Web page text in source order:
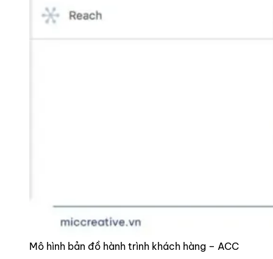
Mô hình bản đồ hành trình khách hàng – ACC